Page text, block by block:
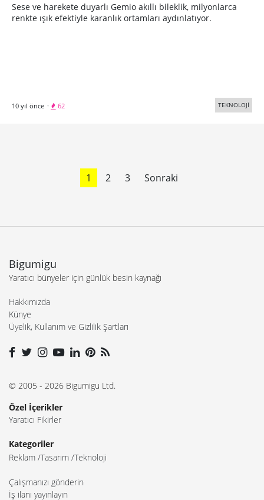
Sese ve harekete duyarlı Gemio akıllı bileklik, milyonlarca
renkte ışık efektiyle karanlık ortamları aydınlatıyor.
10 yıl önce · 62 TEKNOLOJİ
1 2 3 Sonraki
Bigumigu
Yaratıcı bünyeler için günlük besin kaynağı
Hakkımızda
Künye
Üyelik, Kullanım ve Gizlilik Şartları
© 2005 - 2026 Bigumigu Ltd.
Özel İçerikler
Yaratıcı Fikirler
Kategoriler
Reklam Tasarım Teknoloji
Çalışmanızı gönderin
İş ilanı yayınlayın